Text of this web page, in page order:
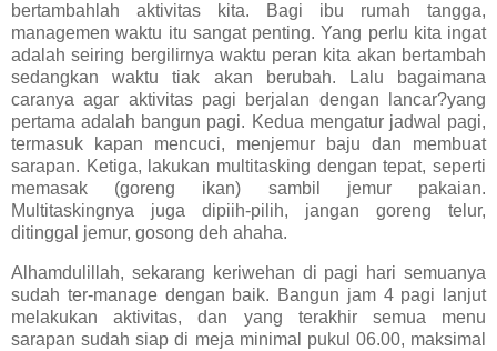
bertambahlah aktivitas kita. Bagi ibu rumah tangga,
managemen waktu itu sangat penting. Yang perlu kita ingat
adalah seiring bergilirnya waktu peran kita akan bertambah
sedangkan waktu tiak akan berubah. Lalu bagaimana
caranya agar aktivitas pagi berjalan dengan lancar?yang
pertama adalah bangun pagi. Kedua mengatur jadwal pagi,
termasuk kapan mencuci, menjemur baju dan membuat
sarapan. Ketiga, lakukan multitasking dengan tepat, seperti
memasak (goreng ikan) sambil jemur pakaian.
Multitaskingnya juga dipiih-pilih, jangan goreng telur,
ditinggal jemur, gosong deh ahaha.
Alhamdulillah, sekarang keriwehan di pagi hari semuanya
sudah ter-manage dengan baik. Bangun jam 4 pagi lanjut
melakukan aktivitas, dan yang terakhir semua menu
sarapan sudah siap di meja minimal pukul 06.00, maksimal